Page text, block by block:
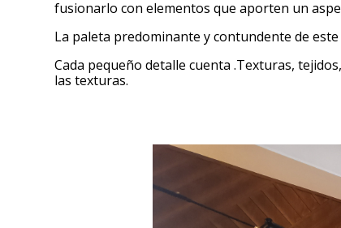
fusionarlo con elementos que aporten un
La paleta predominante y contundente de
Cada pequeño detalle cuenta .Texturas,
las texturas.